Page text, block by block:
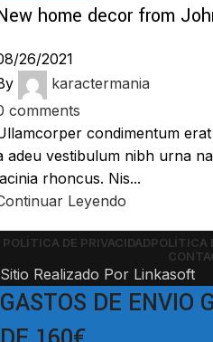
home decor from
26/2021
karactermania
comments
condimentum
adeu vestibulum nibh urna
rhoncus. Nis...
Leyendo
POLÍTICA DE PRIVACIDADPOLÍTICA
Sitio Realizado Por Linkasoft
GASTOS DE ENVIO